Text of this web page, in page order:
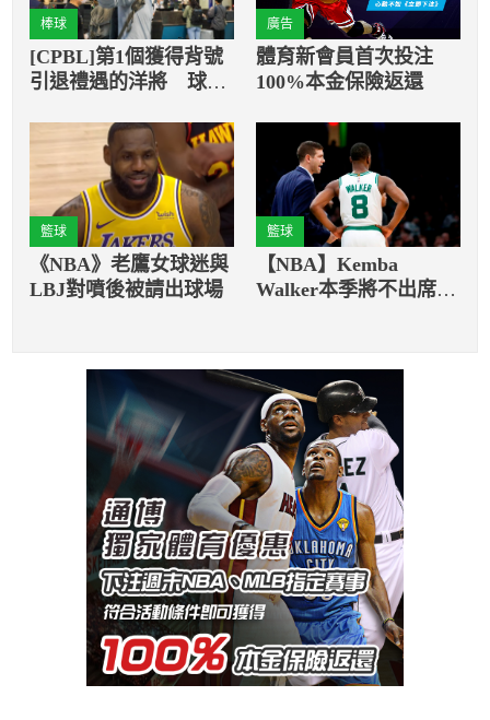
棒球
[CPBL]第1個獲得背號
引退禮遇的洋將 球迷
廣告
體育新會員首次投注
100%本金保險返還
籃球
《NBA》老鷹女球迷與
LBJ對噴後被請出球場
籃球
【NBA】Kemba
Walker本季將不出席背